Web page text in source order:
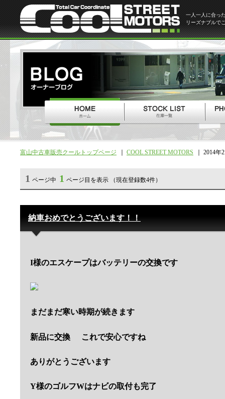
一人一人に合っ
リーズナブルで
富山中古車販売クールトップページ COOL STREET MOTORS 2014年
1 ページ中 1 ページ目を表示 （現在登録数4件）
納車おめでとうございます！！
I様のエスケープはバッテリーの交換です
まだまだ寒い時期が続きます
新品に交換 これで安心ですね
ありがとうございます
Y様のゴルフWはナビの取付も完了